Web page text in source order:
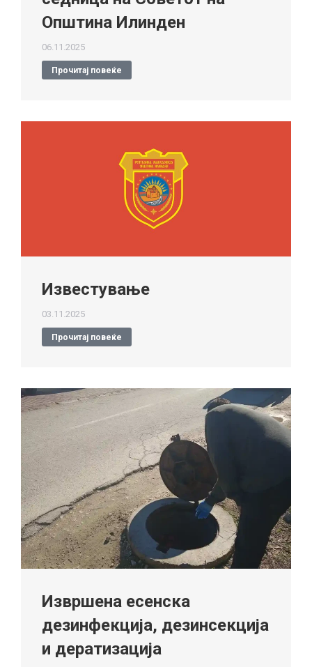
Општина Илинден
06.11.2025
Прочитај повеќе
Известување
03.11.2025
Прочитај повеќе
Извршена есенска
дезинфекција, дезинсекција
и дератизација